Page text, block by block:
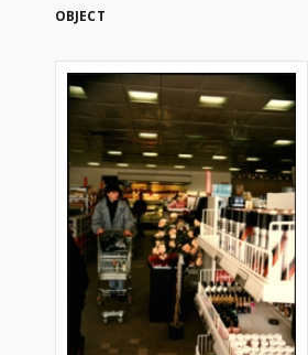
OBJECT